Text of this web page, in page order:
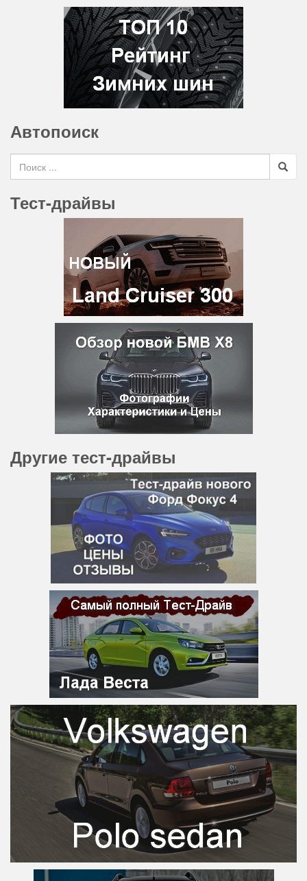
Автопоиск
Search for
Тест-драйвы
Другие тест-драйвы